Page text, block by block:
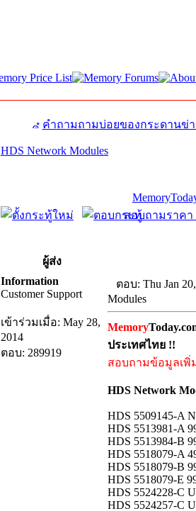
คำถามถามบ่อยของกระดานข่
HDS Network Modules
สอบถามราคา
ผู้ส่ง
Information
Customer Support
เข้าร่วมเมื่อ: May 28,
2014
ตอบ: 289919
ตอบ: Thu Jan
Modules
Memory
ประเทศไทย !!
สอบถามข้อมูลเพิ่
HDS Network
HDS 5509145-A
HDS 5513981-A
HDS 5513984-B
HDS 5518079-A
HDS 5518079-B
HDS 5518079-E
HDS 5524228-C
HDS 5524257-C